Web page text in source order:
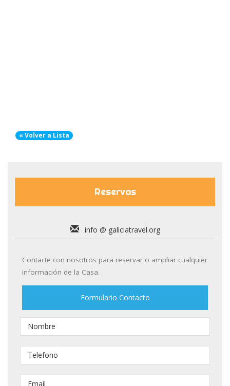
« Volver a Lista
Reservas
info @ galiciatravel.org
Contacte con nosotros para reservar o ampliar cualquier
información de la Casa.
Formulario Contacto